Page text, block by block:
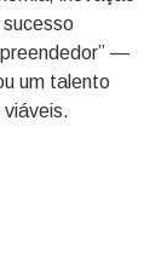
—
um talento